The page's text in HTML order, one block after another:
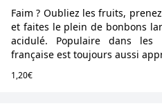
Faim ? Oubliez les fruits,
et faites le plein de bonbons
acidulé. Populaire dans les
française est toujours aussi
1,20€